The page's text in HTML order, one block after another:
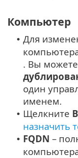
Компьютер
• Для
. Вы
один
именем.
• Щелкните
назначить
• FQDN –